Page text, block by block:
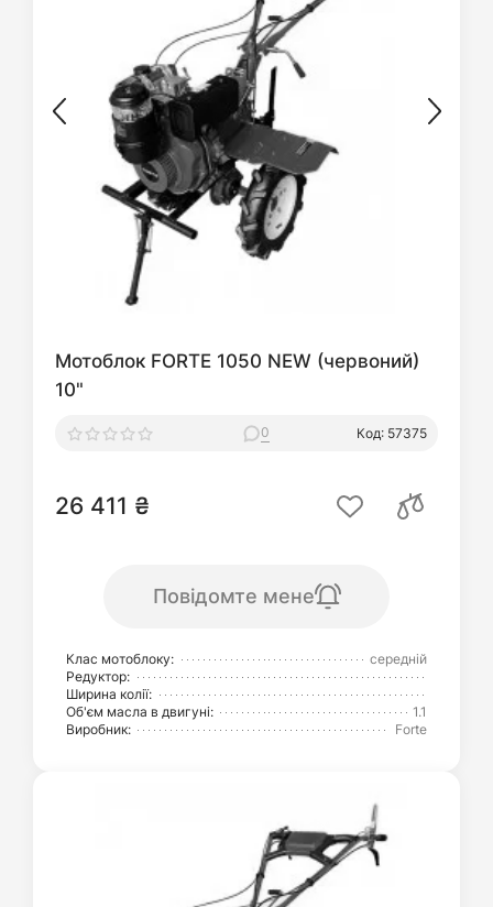
Мотоблок FORTE 1050 NEW (червоний)
10"
0 Код: 57375
26 411 ₴
Повідомте мене
Клас мотоблоку:
середній
Редуктор:
Ширина колії:
Об'єм масла в двигуні:
1.1
Виробник:
Forte